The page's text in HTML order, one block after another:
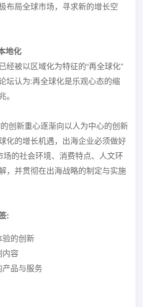
布局全球市场，寻求新的增长空
地化
经被以区域化为特征的“再全球化”
坛认为:再全球化是乐观心态的缩
。
创新重心逐渐向以人为中心的创新
化的增长机遇，出海企业必须做好
的社会环境、消费特点、人文环
，并贯彻在出海战略的制定与实施
:
的创新
容
品与服务